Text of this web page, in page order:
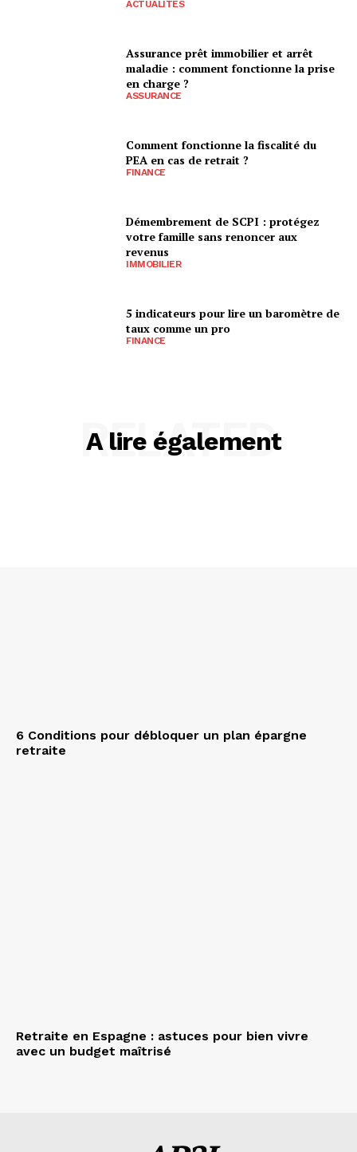
ACTUALITÉS
Assurance prêt immobilier et arrêt
maladie : comment fonctionne la prise
en charge ?
ASSURANCE
Comment fonctionne la fiscalité du
PEA en cas de retrait ?
FINANCE
Démembrement de SCPI : protégez
votre famille sans renoncer aux
revenus
IMMOBILIER
5 indicateurs pour lire un baromètre de
taux comme un pro
FINANCE
A lire également
RELATED
6 Conditions pour débloquer un plan épargne
retraite
Retraite en Espagne : astuces pour bien vivre
avec un budget maîtrisé